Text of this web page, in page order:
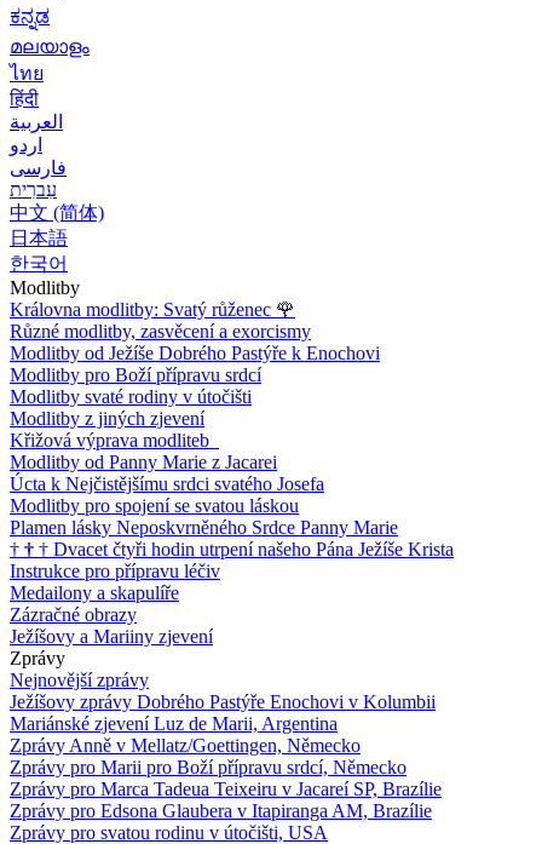
ಕನ್ನಡ
മലയാളം
ไทย
हिंदी
العربية
اردو
فارسی
עִברִית
中文 (简体)
日本語
한국어
Modlitby
Královna modlitby: Svatý růženec 🌹
Různé modlitby, zasvěcení a exorcismy
Modlitby od Ježíše Dobrého Pastýře k Enochovi
Modlitby pro Boží přípravu srdcí
Modlitby svaté rodiny v útočišti
Modlitby z jiných zjevení
Křižová výprava modliteb
Modlitby od Panny Marie z Jacarei
Úcta k Nejčistějšímu srdci svatého Josefa
Modlitby pro spojení se svatou láskou
Plamen lásky Neposkvrněného Srdce Panny Marie
† † † Dvacet čtyři hodin utrpení našeho Pána Ježíše Krista
Instrukce pro přípravu léčiv
Medailony a skapulíře
Zázračné obrazy
Ježíšovy a Mariiny zjevení
Zprávy
Nejnovější zprávy
Ježíšovy zprávy Dobrého Pastýře Enochovi v Kolumbii
Mariánské zjevení Luz de Marii, Argentina
Zprávy Anně v Mellatz/Goettingen, Německo
Zprávy pro Marii pro Boží přípravu srdcí, Německo
Zprávy pro Marca Tadeua Teixeiru v Jacareí SP, Brazílie
Zprávy pro Edsona Glaubera v Itapiranga AM, Brazílie
Zprávy pro svatou rodinu v útočišti, USA